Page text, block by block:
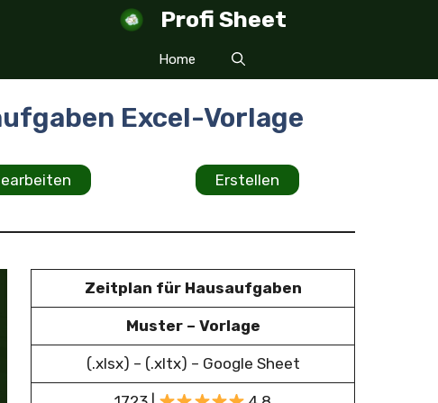
Profi Sheet
Home
Excel-Vorlage
Erstellen
Zeitplan für Hausaufgaben
Muster – Vorlage
(.xlsx) – (.xltx) – Google Sheet